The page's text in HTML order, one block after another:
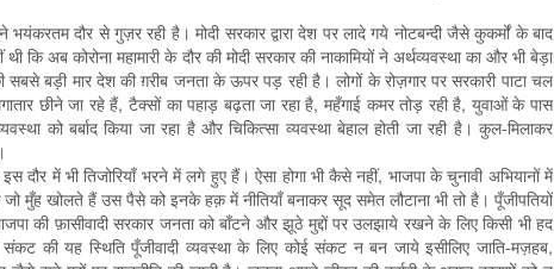
दौर से गुज़र रही है। मोदी सरकार द्वारा देश पर लादे गये नोटबन्दी जैसे कुकर्मों के बाद
कि अब कोरोना महामारी के दौर की मोदी सरकार की नाकामियों ने अर्थव्यवस्था का और भी बेड़ा
बड़ी मार देश की ग़रीब जनता के ऊपर पड़ रही है। लोगों के रोज़गार पर सरकारी पाटा चल
छीने जा रहे हैं, टैक्सों का पहाड़ बढ़ता जा रहा है, महँगाई कमर तोड़ रही है, युवाओं के पास
को बर्बाद किया जा रहा है और चिकित्सा व्यवस्था बेहाल होती जा रही है। कुल-मिलाकर
दौर में भी तिजोरियाँ भरने में लगे हुए हैं। ऐसा होगा भी कैसे नहीं, भाजपा के चुनावी अभियानों में
जो मुँह खोलते हैं उस पैसे को इनके हक़ में नीतियाँ बनाकर सूद समेत लौटाना भी तो है। पूँजीपतियों
की फ़ासीवादी सरकार जनता को बाँटने और झूठे मुद्दों पर उलझाये रखने के लिए किसी भी हद
की यह स्थिति पूँजीवादी व्यवस्था के लिए कोई संकट न बन जाये इसीलिए जाति-मज़हब,